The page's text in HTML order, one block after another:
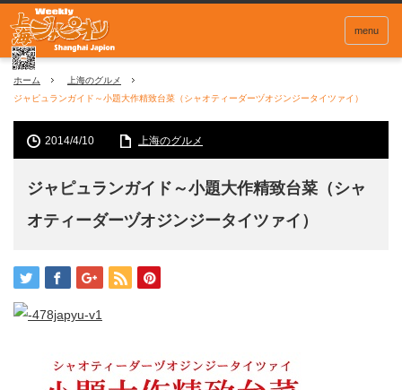
menu
ホーム
上海のグルメ
ジャピュランガイド～小題大作精致台菜（シャオティーダーヅオジンジータイツァイ）
2014/4/10 上海のグルメ
ジャピュランガイド～小題大作精致台菜（シャ
オティーダーヅオジンジータイツァイ）